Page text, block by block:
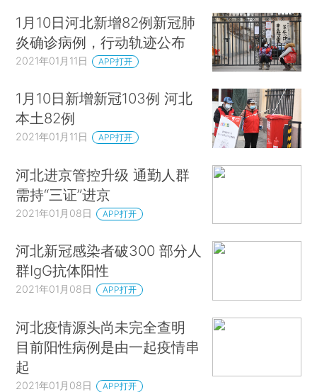
1月10日河北新增82例新冠肺
炎确诊病例，行动轨迹公布
2021年01月11日 APP打开
1月10日新增新冠103例 河北
本土82例
2021年01月11日 APP打开
河北进京管控升级 通勤人群
需持“三证”进京
2021年01月08日 APP打开
河北新冠感染者破300 部分人
群IgG抗体阳性
2021年01月08日 APP打开
河北疫情源头尚未完全查明
目前阳性病例是由一起疫情串
起
2021年01月08日 APP打开